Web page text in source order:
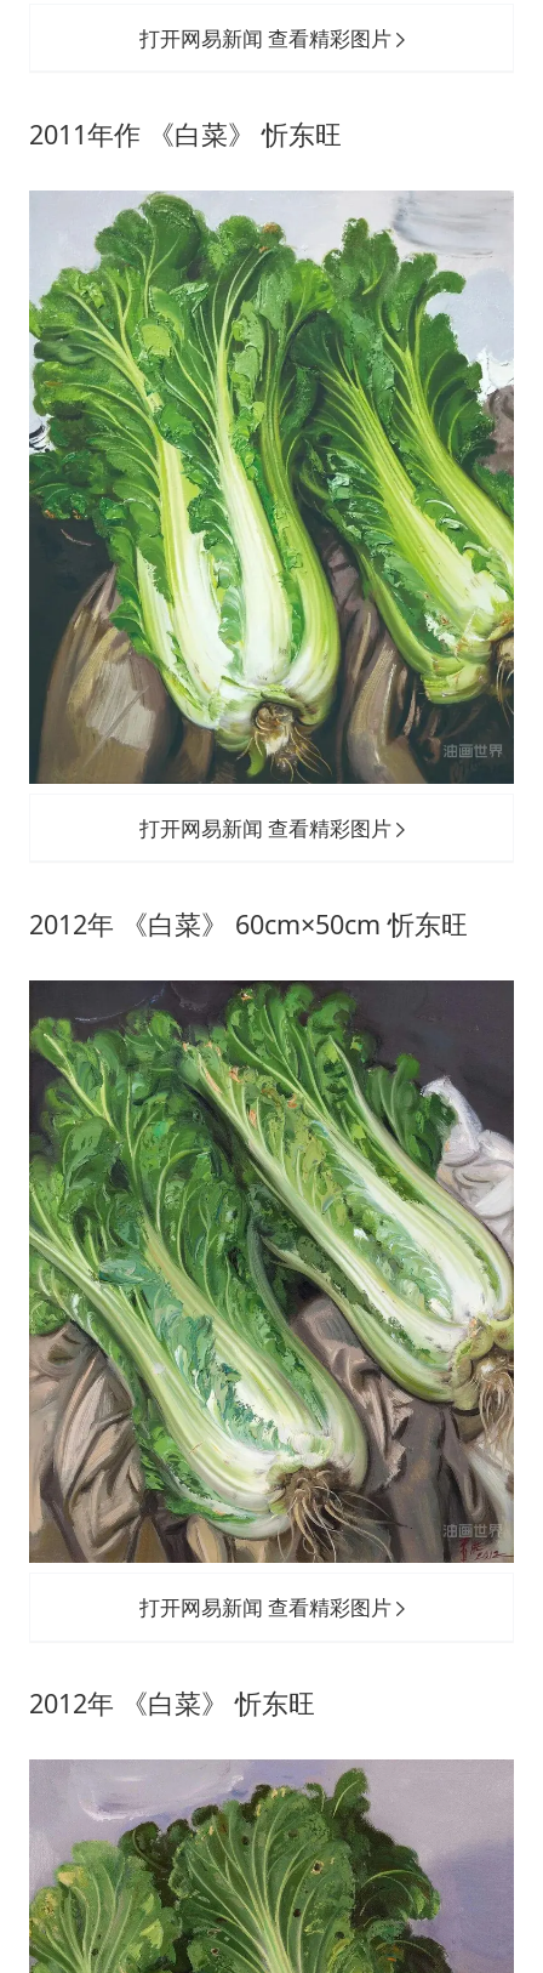
打开网易新闻 查看精彩图片
2011年作 《白菜》 忻东旺
打开网易新闻 查看精彩图片
2012年 《白菜》 60cm×50cm 忻东旺
打开网易新闻 查看精彩图片
2012年 《白菜》 忻东旺